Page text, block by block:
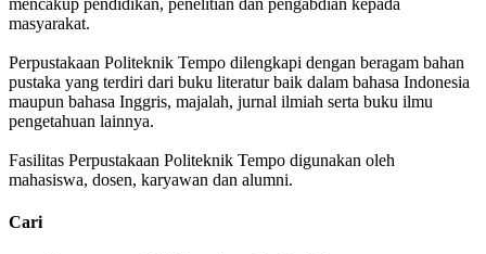
mencakup pendidikan, penelitian dan pengabdian kepada
masyarakat.
Perpustakaan Politeknik Tempo dilengkapi dengan beragam bahan
pustaka yang terdiri dari buku literatur baik dalam bahasa Indonesia
maupun bahasa Inggris, majalah, jurnal ilmiah serta buku ilmu
pengetahuan lainnya.
Fasilitas Perpustakaan Politeknik Tempo digunakan oleh
mahasiswa, dosen, karyawan dan alumni.
Cari